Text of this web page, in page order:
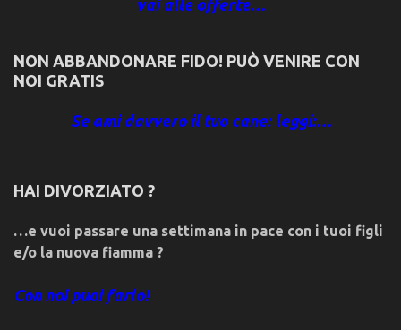
vai alle offerte…
NON ABBANDONARE FIDO! PUÒ VENIRE CON
NOI GRATIS
Se ami davvero il tuo cane: leggi:…
HAI DIVORZIATO ?
…e vuoi passare una settimana in pace con i tuoi figli
e/o la nuova fiamma ?
Con noi puoi farlo!